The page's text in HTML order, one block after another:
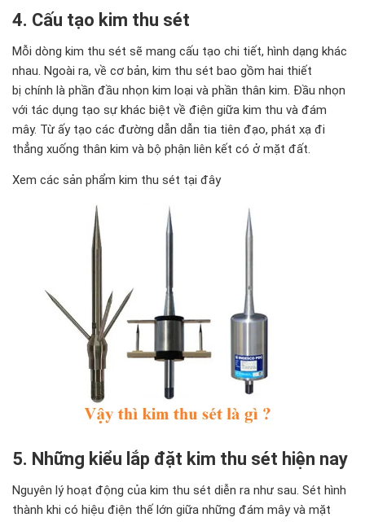
4. Cấu tạo kim thu sét
Mỗi dòng kim thu sét sẽ mang cấu tạo chi tiết, hình dạng khác
nhau. Ngoài ra, về cơ bản, kim thu sét bao gồm hai thiết
bị chính là phần đầu nhọn kim loại và phần thân kim. Đầu nhọn
với tác dụng tạo sự khác biệt về điện giữa kim thu và đám
mây. Từ ấy tạo các đường dẫn dẫn tia tiên đạo, phát xạ đi
thẳng xuống thân kim và bộ phận liên kết có ở mặt đất.
Xem các sản phẩm kim thu sét tại đây
5. Những kiểu lắp đặt kim thu sét hiện nay
Nguyên lý hoạt động của kim thu sét diễn ra như sau. Sét hình
thành khi có hiệu điện thế lớn giữa những đám mây và mặt